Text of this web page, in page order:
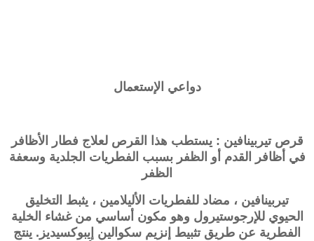
دواعي الإستعمال
قرص تيربينافين : يستطب هذا القرص لعلاج فطار الأظافر
في أظافر القدم أو الظفر بسبب الفطريات الجلدية وسعفة
الظفر
تيربينافين ، مضاد للفطريات الأليلامين ، يثبط التخليق
الحيوي للإرجوستيرول وهو مكون أساسي من غشاء الخلية
الفطرية عن طريق تثبيط إنزيم سكوالين إيبوكسيديز. ينتج